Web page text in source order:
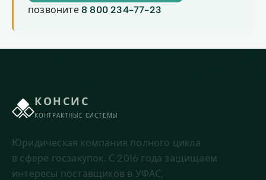
позвоните 8 800 234-77-23
КОНСИС
КОНТРАКТНЫЕ СИСТЕМЫ
Юридическая компания полного цикла
в сфере госзакупок. С 2016 года защищаем
интересы поставщиков в УФАС,